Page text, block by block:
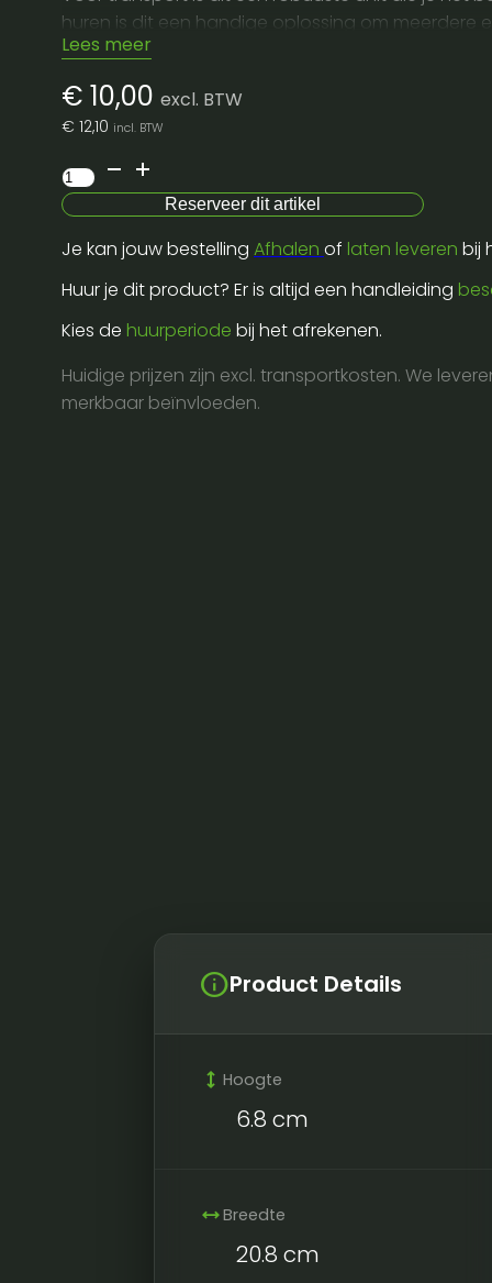
huren is dit een handige oplossing om meerdere
de maximale belasting per kanaal en zorg voor
Lees meer
€ 10,00 excl. BTW
€ 12,10 incl. BTW
Showtec
RP-
405
4
kanaals
relay
aantal
Reserveer dit artikel
Je kan jouw bestelling Afhalen of laten leveren bij
Huur je dit product? Er is altijd een handleiding
Kies de huurperiode bij het afrekenen.
Huidige prijzen zijn excl. transportkosten. We
merkbaar beïnvloeden.
infoProduct Details
height Hoogte
6.8 cm
widthBreedte
20.8 cm